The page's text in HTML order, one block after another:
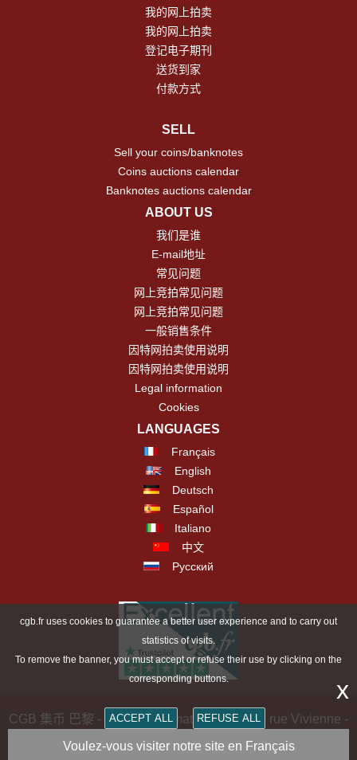
我的网上拍卖
我的网上拍卖
登记电子期刊
送货到家
付款方式
SELL
Sell your coins/banknotes
Coins auctions calendar
Banknotes auctions calendar
ABOUT US
我们是谁
E-mail地址
常见问题
网上竞拍常见问题
网上竞拍常见问题
一般销售条件
因特网拍卖使用说明
因特网拍卖使用说明
Legal information
Cookies
LANGUAGES
Français
English
Deutsch
Español
Italiano
中文
Русский
CGB 集币 巴黎 - CGB Numismatics Paris - 36 rue Vivienne -
75002 PARIS FRANCE -contact@cgb.fr
cgb.fr uses cookies to guarantee a better user experience and to carry out
statistics of visits.
To remove the banner, you must accept or refuse their use by clicking on the
corresponding buttons.
ACCEPT ALL REFUSE ALL
x
Voulez-vous visiter notre site en Français